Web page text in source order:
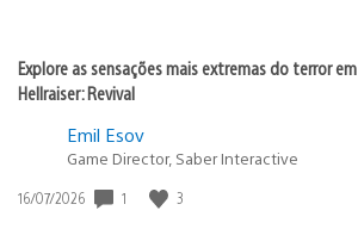
Explore as sensações mais extremas do terror em
Hellraiser: Revival
Emil Esov
Game Director, Saber Interactive
Data
16/07/2026 1 3